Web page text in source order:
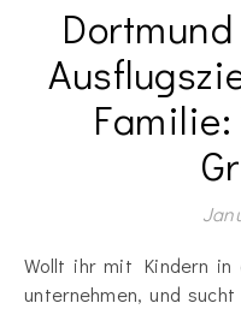
Wollt ihr mit Kindern in oder um Dortmund ein Ausflug
unternehmen, und